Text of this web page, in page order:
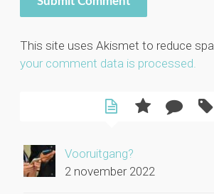
This site uses Akismet to reduce
your comment data is processed.
Vooruitgang?
2 november 2022